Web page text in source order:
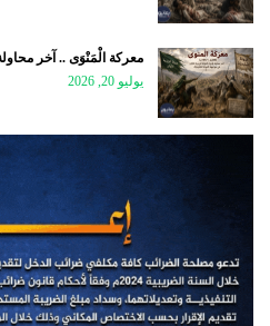
معركة الْمَنْوَى .. آخر محاولة
يوليو 20, 2026